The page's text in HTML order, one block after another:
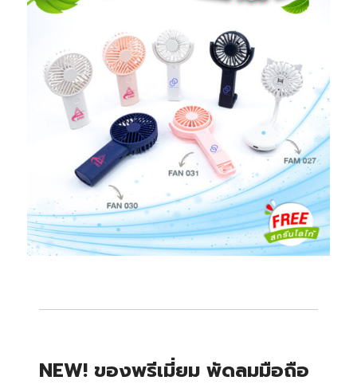
NEW! ของพรีเมี่ยม พัดลมมือถือ